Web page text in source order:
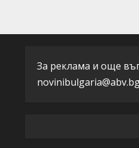
R
e
За реклама и още